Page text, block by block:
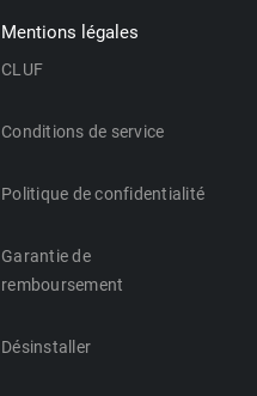
Mentions légales
CLUF
Conditions de service
Politique de confidentialité
Garantie de
remboursement
Désinstaller